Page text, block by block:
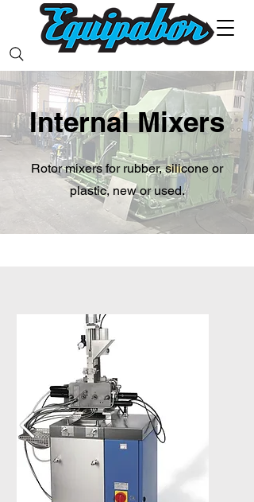
Internal Mixers
Rotor mixers for rubber, silicone or
plastic, new or used.